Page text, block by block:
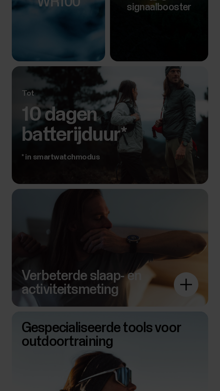
signaalbooster
Tot
10 dagen
batterijduur*
* in smartwatchmodus
Verbeterde slaap- en
activiteitsmeting
Gespecialiseerde tools voor
outdoortraining